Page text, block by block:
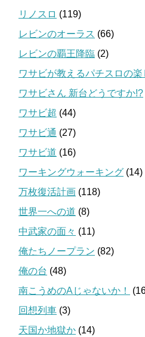
リノスロ (119)
レビンのオーラス (66)
レビンの覇王降臨 (2)
ワサビが教えるパチスロの楽
ワサビさん 新台どうですか!?
ワサビ超 (44)
ワサビ通 (27)
ワサビ道 (16)
ワーキングウォーキング (14)
万枚復活計画 (118)
世界一への道 (8)
中武家の面々 (11)
俺たちノープラン (82)
俺の台 (48)
南こうめのAじゃないか！
回想列車 (3)
天国か地獄か (14)